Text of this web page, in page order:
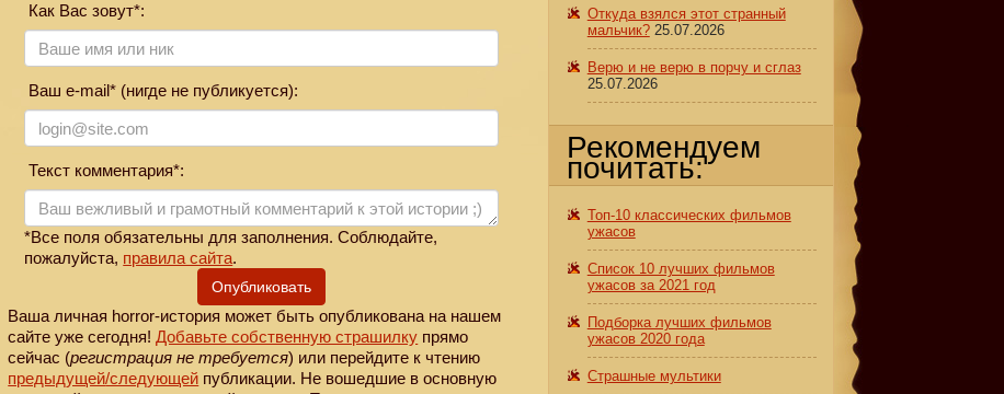
Как Вас зовут*:
Ваш e-mail* (нигде не публикуется):
Текст комментария*:
*Все поля обязательны для заполнения. Соблюдайте,
пожалуйста, правила сайта.
Опубликовать
Ваша личная horror-история может быть опубликована на нашем
сайте уже сегодня!Добавьте собственную страшилку прямо
сейчас (регистрация не требуется) или перейдите к чтению
предыдущей/следующей публикации. Не вошедшие в основную
Откуда взялся этот странный
мальчик? 25.07.2026
Верю и не верю в порчу и сглаз
25.07.2026
Рекомендуем
почитать:
Топ-10 классических фильмов
ужасов
Список 10 лучших фильмов
ужасов за 2021 год
Подборка лучших фильмов
ужасов 2020 года
Страшные мультики